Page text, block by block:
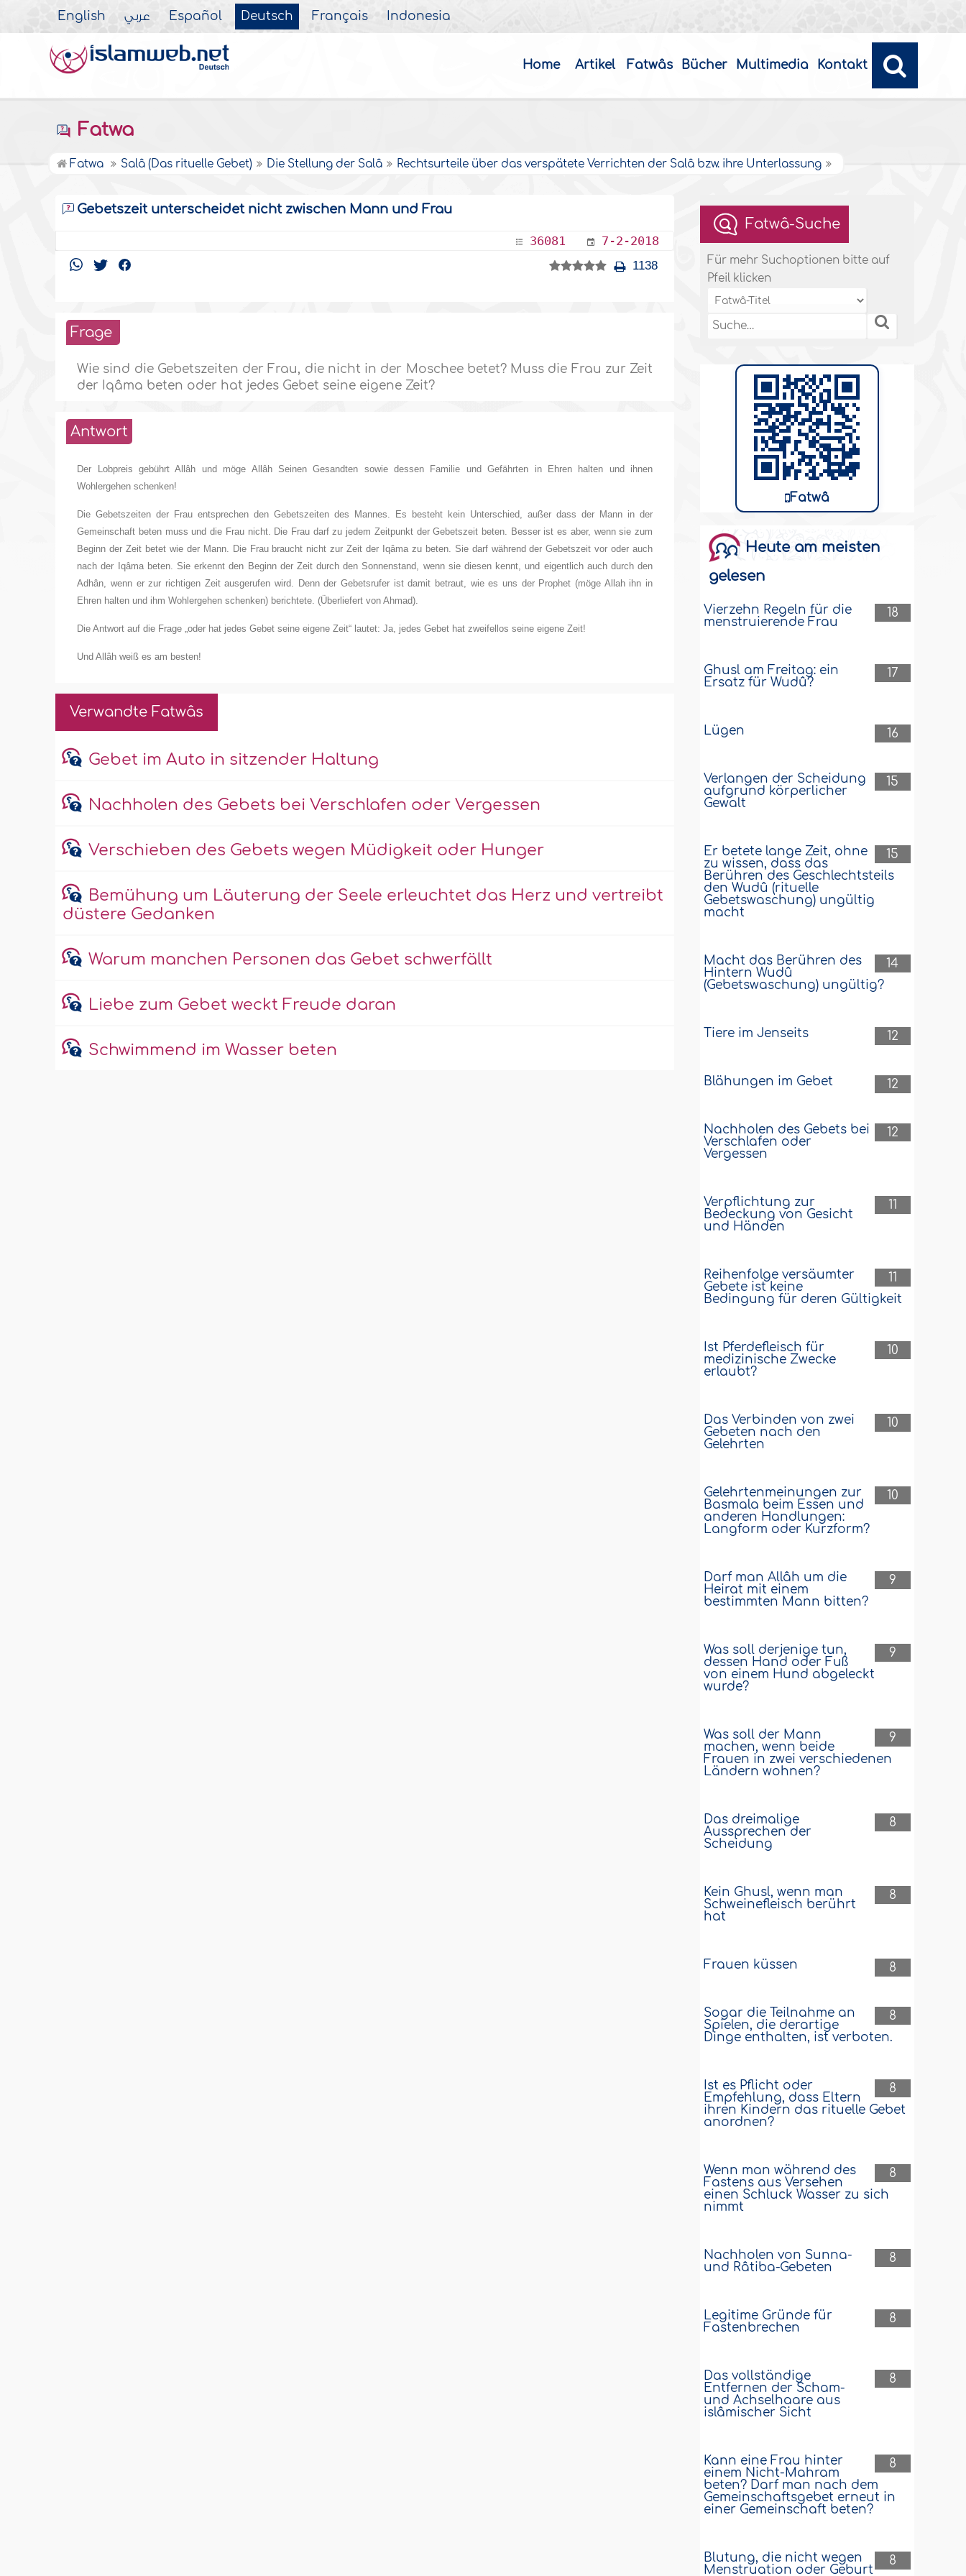
English عربي Español Deutsch Français Indonesia
Home Artikel Fatwâs Bücher Multimedia Kontakt
Fatwa
Fatwa Salâ (Das rituelle Gebet) Die Stellung der Salâ Rechtsurteile über das verspätete Verrichten der Salâ bzw. ihre Unterlassung
Gebetszeit unterscheidet nicht zwischen Mann und Frau
36081 7-2-2018
1138
Frage
Wie sind die Gebetszeiten der Frau, die nicht in der Moschee betet? Muss die Frau zur Zeit
der Iqâma beten oder hat jedes Gebet seine eigene Zeit?
Antwort
Der Lobpreis gebührt Allâh und möge Allâh Seinen Gesandten sowie dessen Familie und Gefährten in Ehren halten und ihnen
Wohlergehen schenken!
Die Gebetszeiten der Frau entsprechen den Gebetszeiten des Mannes. Es besteht kein Unterschied, außer dass der Mann in der
Gemeinschaft beten muss und die Frau nicht. Die Frau darf zu jedem Zeitpunkt der Gebetszeit beten. Besser ist es aber, wenn sie zum
Beginn der Zeit betet wie der Mann. Die Frau braucht nicht zur Zeit der Iqâma zu beten. Sie darf während der Gebetszeit vor oder auch
nach der Iqâma beten. Sie erkennt den Beginn der Zeit durch den Sonnenstand, wenn sie diesen kennt, und eigentlich auch durch den
Adhân, wenn er zur richtigen Zeit ausgerufen wird. Denn der Gebetsrufer ist damit betraut, wie es uns der Prophet (möge Allah ihn in
Ehren halten und ihm Wohlergehen schenken) berichtete. (Überliefert von Ahmad).
Die Antwort auf die Frage „oder hat jedes Gebet seine eigene Zeit“ lautet: Ja, jedes Gebet hat zweifellos seine eigene Zeit!
Und Allâh weiß es am besten!
Verwandte Fatwâs
Gebet im Auto in sitzender Haltung
Nachholen des Gebets bei Verschlafen oder Vergessen
Verschieben des Gebets wegen Müdigkeit oder Hunger
Bemühung um Läuterung der Seele erleuchtet das Herz und vertreibt
düstere Gedanken
Warum manchen Personen das Gebet schwerfällt
Liebe zum Gebet weckt Freude daran
Schwimmend im Wasser beten
Fatwâ-Suche
Für mehr Suchoptionen bitte auf
Pfeil klicken
Fatwâ
Heute am meisten
gelesen
18
Vierzehn Regeln für die
menstruierende Frau
17
Ghusl am Freitag: ein
Ersatz für Wudû?
16
Lügen
15
Verlangen der Scheidung
aufgrund körperlicher
Gewalt
15
Er betete lange Zeit, ohne
zu wissen, dass das
Berühren des Geschlechtsteils
den Wudû (rituelle
Gebetswaschung) ungültig
macht
14
Macht das Berühren des
Hintern Wudû
(Gebetswaschung) ungültig?
12
Tiere im Jenseits
12
Blähungen im Gebet
12
Nachholen des Gebets bei
Verschlafen oder
Vergessen
11
Verpflichtung zur
Bedeckung von Gesicht
und Händen
11
Reihenfolge versäumter
Gebete ist keine
Bedingung für deren Gültigkeit
10
Ist Pferdefleisch für
medizinische Zwecke
erlaubt?
10
Das Verbinden von zwei
Gebeten nach den
Gelehrten
10
Gelehrtenmeinungen zur
Basmala beim Essen und
anderen Handlungen:
Langform oder Kurzform?
9
Darf man Allâh um die
Heirat mit einem
bestimmten Mann bitten?
9
Was soll derjenige tun,
dessen Hand oder Fuß
von einem Hund abgeleckt
wurde?
9
Was soll der Mann
machen, wenn beide
Frauen in zwei verschiedenen
Ländern wohnen?
8
Das dreimalige
Aussprechen der
Scheidung
8
Kein Ghusl, wenn man
Schweinefleisch berührt
hat
8
Frauen küssen
8
Sogar die Teilnahme an
Spielen, die derartige
Dinge enthalten, ist verboten.
8
Ist es Pflicht oder
Empfehlung, dass Eltern
ihren Kindern das rituelle Gebet
anordnen?
8
Wenn man während des
Fastens aus Versehen
einen Schluck Wasser zu sich
nimmt
8
Nachholen von Sunna-
und Râtiba-Gebeten
8
Legitime Gründe für
Fastenbrechen
8
Das vollständige
Entfernen der Scham-
und Achselhaare aus
islâmischer Sicht
8
Kann eine Frau hinter
einem Nicht-Mahram
beten? Darf man nach dem
Gemeinschaftsgebet erneut in
einer Gemeinschaft beten?
8
Blutung, die nicht wegen
Menstruation oder Geburt